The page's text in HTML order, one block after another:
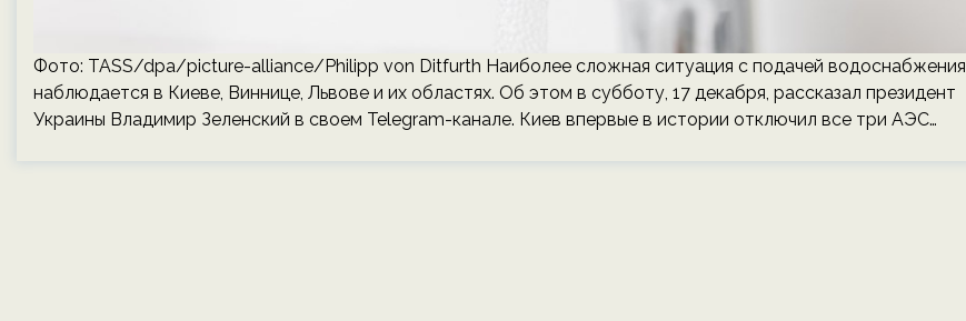
Фото: TASS/dpa/picture-alliance/Philipp von Ditfurth Наиболее сложная ситуация с подачей водоснабжения
наблюдается в Киеве, Виннице, Львове и их областях. Об этом в субботу, 17 декабря, рассказал президент
Украины Владимир Зеленский в своем Telegram-канале. Киев впервые в истории отключил все три АЭС…